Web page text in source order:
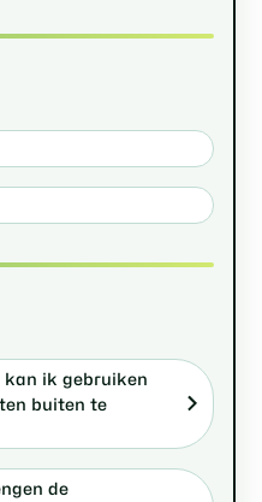
ik gebruiken
buiten te
de